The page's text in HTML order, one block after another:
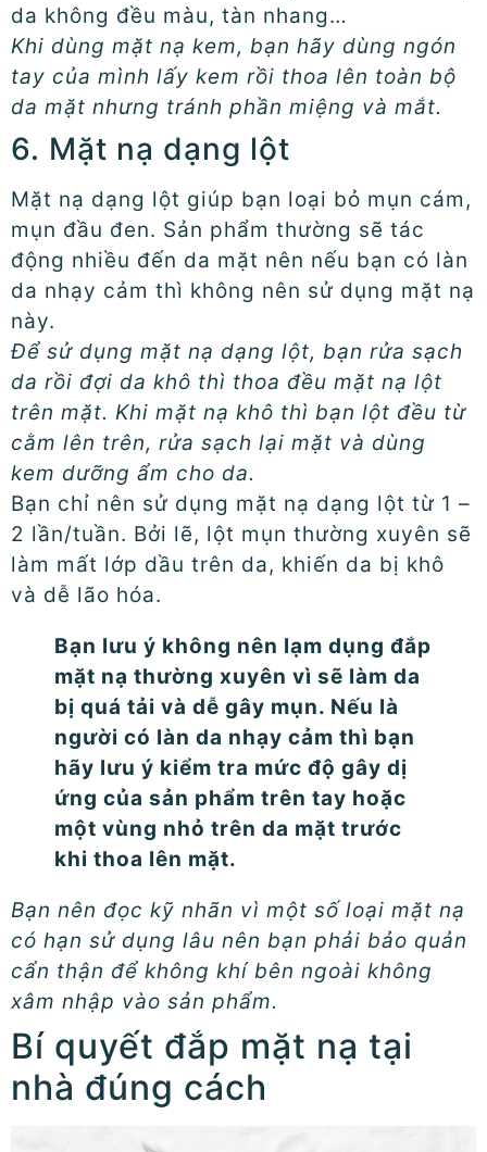
da không đều màu, tàn nhang…
Khi dùng mặt nạ kem, bạn hãy dùng ngón
tay của mình lấy kem rồi thoa lên toàn bộ
da mặt nhưng tránh phần miệng và mắt.
6. Mặt nạ dạng lột
Mặt nạ dạng lột giúp bạn loại bỏ mụn cám,
mụn đầu đen. Sản phẩm thường sẽ tác
động nhiều đến da mặt nên nếu bạn có làn
da nhạy cảm thì không nên sử dụng mặt nạ
này.
Để sử dụng mặt nạ dạng lột, bạn rửa sạch
da rồi đợi da khô thì thoa đều mặt nạ lột
trên mặt. Khi mặt nạ khô thì bạn lột đều từ
cằm lên trên, rửa sạch lại mặt và dùng
kem dưỡng ẩm cho da.
Bạn chỉ nên sử dụng mặt nạ dạng lột từ 1 –
2 lần/tuần. Bởi lẽ, lột mụn thường xuyên sẽ
làm mất lớp dầu trên da, khiến da bị khô
và dễ lão hóa.
Bạn lưu ý không nên lạm dụng đắp
mặt nạ thường xuyên vì sẽ làm da
bị quá tải và dễ gây mụn. Nếu là
người có làn da nhạy cảm thì bạn
hãy lưu ý kiểm tra mức độ gây dị
ứng của sản phẩm trên tay hoặc
một vùng nhỏ trên da mặt trước
khi thoa lên mặt.
Bạn nên đọc kỹ nhãn vì một số loại mặt nạ
có hạn sử dụng lâu nên bạn phải bảo quản
cẩn thận để không khí bên ngoài không
xâm nhập vào sản phẩm.
Bí quyết đắp mặt nạ tại
nhà đúng cách